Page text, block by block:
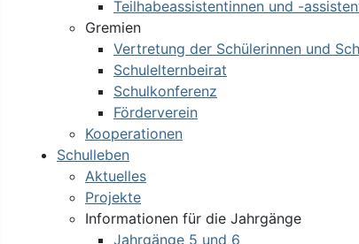
Teilhabeassistentinnen und -
Gremien
Vertretung der Schülerinnen und
Schulelternbeirat
Schulkonferenz
Förderverein
Kooperationen
Schulleben
Aktuelles
Projekte
Informationen für die Jahrgänge
Jahrgänge 5 und 6